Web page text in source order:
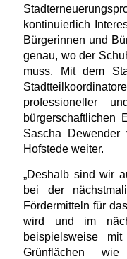
kontinuierlich
Bürgerinnen und
genau, wo der
muss. Mit dem
professioneller
bürgerschaftlichen
Sascha Dewender
Hofstede weiter.
Deshalb sind wir
bei der
Fördermitteln für
wird und im
beispielsweise
Grünflächen